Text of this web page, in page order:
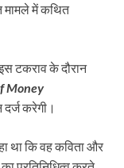
मामले में कथित
टकराव के दौरान
Money
करेगी।
था कि वह कविता और